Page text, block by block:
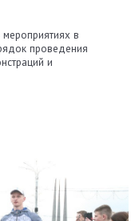
в
проведения
и